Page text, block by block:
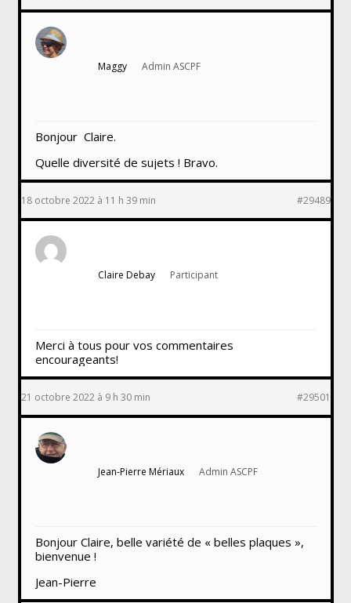
Maggy Admin ASCPF
Bonjour Claire.
Quelle diversité de sujets ! Bravo.
18 octobre 2022 à 11 h 39 min #29489
Claire Debay Participant
Merci à tous pour vos commentaires
encourageants!
21 octobre 2022 à 9 h 30 min #29501
Jean-Pierre Mériaux Admin ASCPF
Bonjour Claire, belle variété de « belles plaques »,
bienvenue !
Jean-Pierre